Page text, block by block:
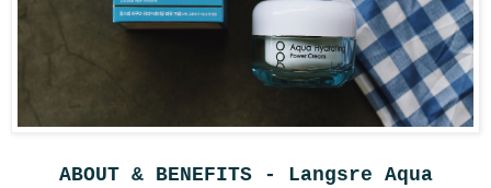
ABOUT & BENEFITS - Langsre Aqua